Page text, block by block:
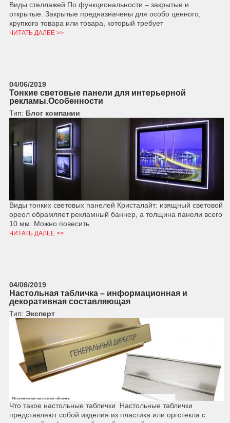
Виды стеллажей По функциональности – закрытые и
открытые. Закрытые предназначены для особо ценного,
хрупкого товара или товара, который требует
ЧИТАТЬ ДАЛЕЕ >>
04/06/2019
Тонкие световые панели для интерьерной
рекламы.Особенности
Тип: Блог компании
Виды тонких световых панелей Кристалайт: изящный световой
ореол обрамляет рекламный баннер, а толщина панели всего
10 мм. Можно повесить
ЧИТАТЬ ДАЛЕЕ >>
04/06/2019
Настольная табличка – информационная и
декоративная составляющая
Тип: Эксперт
Что такое настольные таблички Настольные таблички
представляют собой изделия из пластика или оргстекла с